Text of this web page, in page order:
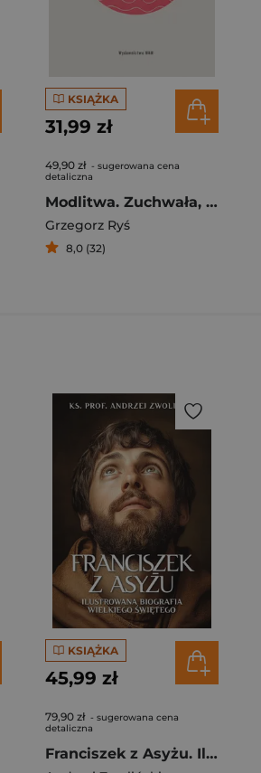
KSIĄŻKA
31,99 zł
49,90 zł - sugerowana cena
detaliczna
Modlitwa. Zuchwała, pokorna, nieustanna
Grzegorz Ryś
8,0 (32)
KSIĄŻKA
45,99 zł
79,90 zł - sugerowana cena
detaliczna
Franciszek z Asyżu. Ilustrowana biografia wielkiego świętego